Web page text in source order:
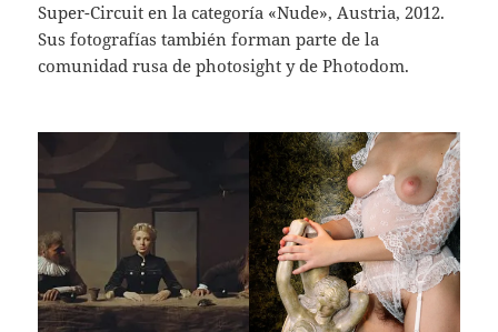
Super-Circuit en la categoría «Nude», Austria, 2012.
Sus fotografías también forman parte de la
comunidad rusa de photosight y de Photodom.